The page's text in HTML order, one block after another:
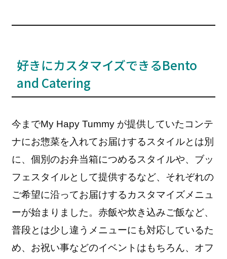
好きにカスタマイズできるBento
and Catering
今までMy Hapy Tummy が提供していたコンテ
ナにお惣菜を入れてお届けするスタイルとは別
に、個別のお弁当箱につめるスタイルや、ブッ
フェスタイルとして提供するなど、それぞれの
ご希望に沿ってお届けするカスタマイズメニュ
ーが始まりました。赤飯や炊き込みご飯など、
普段とは少し違うメニューにも対応しているた
め、お祝い事などのイベントはもちろん、オフ